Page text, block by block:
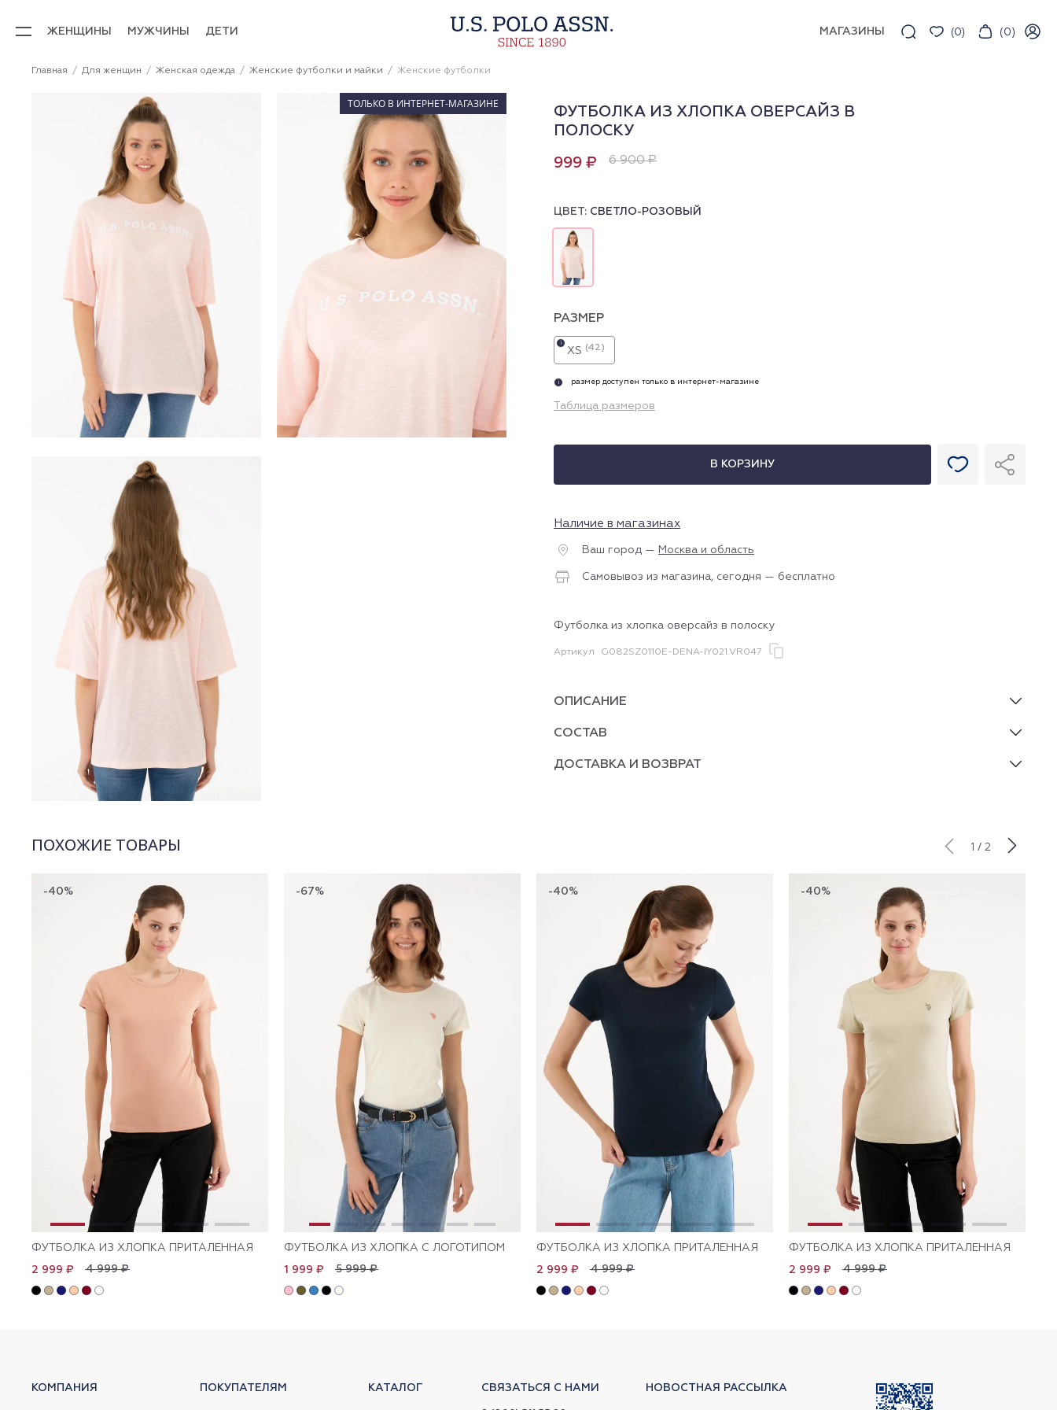
ЖЕНЩИНЫ МУЖЧИНЫ ДЕТИ МАГАЗИНЫ (0) (0)
Главная Для женщин Женская одежда Женские футболки и майки Женские футболки
ТОЛЬКО В ИНТЕРНЕТ-МАГАЗИНЕ
ФУТБОЛКА ИЗ ХЛОПКА ОВЕРСАЙЗ В
ПОЛОСКУ
999 ₽ 6 900 ₽
ЦВЕТ: СВЕТЛО-РОЗОВЫЙ
РАЗМЕР
XS (42)
i
i размер доступен только в интернет-магазине
Таблица размеров
В КОРЗИНУ
Наличие в магазинах
Ваш город — Москва и область
Самовывоз из магазина, сегодня — бесплатно
Футболка из хлопка оверсайз в полоску
Артикул G082SZ0110E-DENA-IY021.VR047
ОПИСАНИЕ
СОСТАВ
ДОСТАВКА И ВОЗВРАТ
ПОХОЖИЕ ТОВАРЫ 1 / 2
-40%
ФУТБОЛКА ИЗ ХЛОПКА ПРИТАЛЕННАЯ
4 999 ₽
2 999 ₽
-67%
ФУТБОЛКА ИЗ ХЛОПКА С ЛОГОТИПОМ
5 999 ₽
1 999 ₽
-40%
ФУТБОЛКА ИЗ ХЛОПКА ПРИТАЛЕННАЯ
4 999 ₽
2 999 ₽
-40%
ФУТБОЛКА ИЗ ХЛОПКА ПРИТАЛЕННАЯ
4 999 ₽
2 999 ₽
КОМПАНИЯ ПОКУПАТЕЛЯМ КАТАЛОГ СВЯЗАТЬСЯ С НАМИ НОВОСТНАЯ РАССЫЛКА